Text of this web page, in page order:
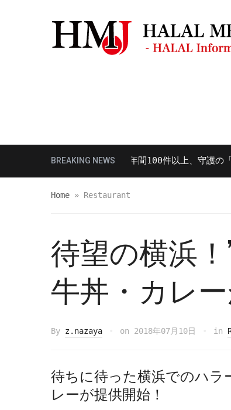
BREAKING NEWS
性対応における講演を年間100件以上、守護の「ハラー
Home » Restaurant
待望の横浜！
牛丼・カレ
By z.nazaya on 2018年07月10日 in
待ちに待った横浜でのハラ
レーが提供開始！